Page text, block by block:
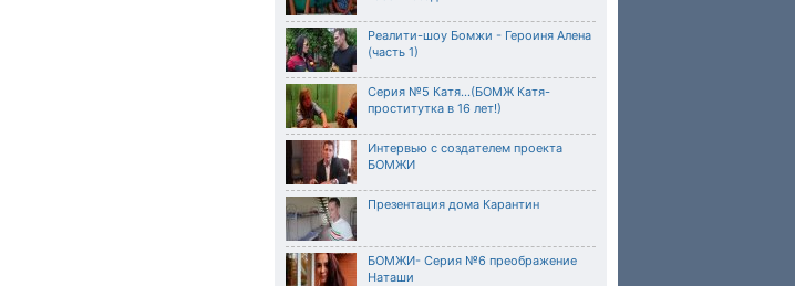
Реалити-шоу Бомжи - Героиня Алена
(часть 1)
Серия №5 Катя...(БОМЖ Катя-
проститутка в 16 лет!)
Интервью с создателем проекта
БОМЖИ
Презентация дома Карантин
БОМЖИ- Серия №6 преображение
Наташи